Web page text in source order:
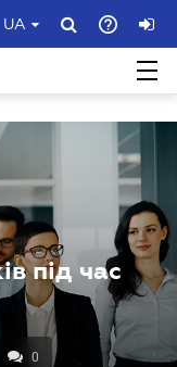
UA
під час
0